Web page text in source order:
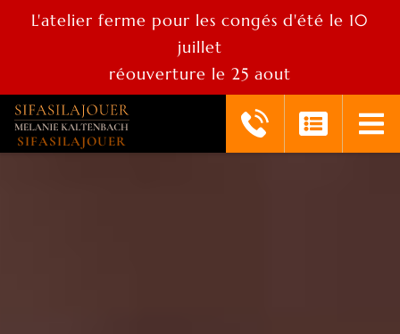
L'atelier ferme pour les congés d'été le 10
juillet
réouverture le 25 aout
SIFASILAJOUER